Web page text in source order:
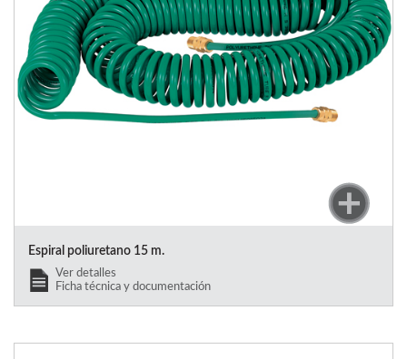
Espiral poliuretano 15 m.
Ver detalles
Ficha técnica y documentación